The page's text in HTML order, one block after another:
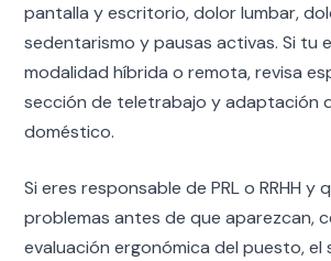
pantalla y escritorio, dolor lumbar,
sedentarismo y pausas activas. Si tu
modalidad híbrida o remota, revisa
sección de teletrabajo y adaptación
doméstico.
Si eres responsable de PRL o RRHH y
problemas antes de que aparezcan,
evaluación ergonómica del puesto, el